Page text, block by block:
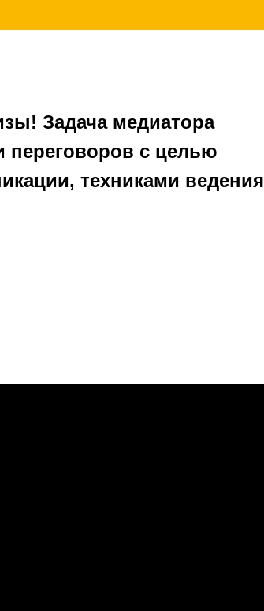
Задача медиатора
переговоров с целью
техниками ведения